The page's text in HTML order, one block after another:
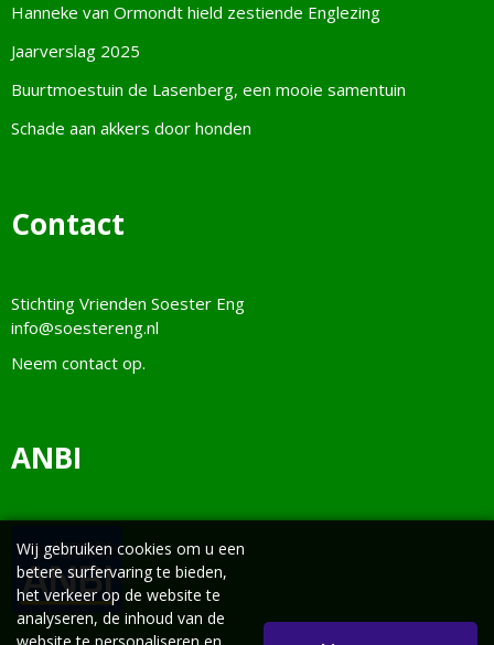
Hanneke van Ormondt hield zestiende Englezing
Jaarverslag 2025
Buurtmoestuin de Lasenberg, een mooie samentuin
Schade aan akkers door honden
Contact
Stichting Vrienden Soester Eng
info@soestereng.nl
Neem contact op.
ANBI
Wij gebruiken cookies om u een
betere surfervaring te bieden,
het verkeer op de website te
analyseren, de inhoud van de